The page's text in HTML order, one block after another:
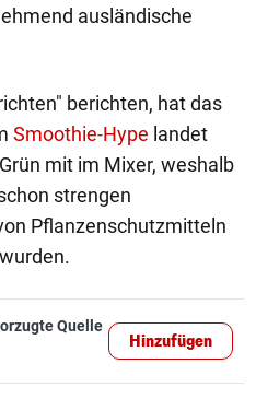
ausländische
berichten, hat das
Smoothie-Hype landet
mit im Mixer, weshalb
strengen
Pflanzenschutzmitteln
Quelle
Hinzufügen